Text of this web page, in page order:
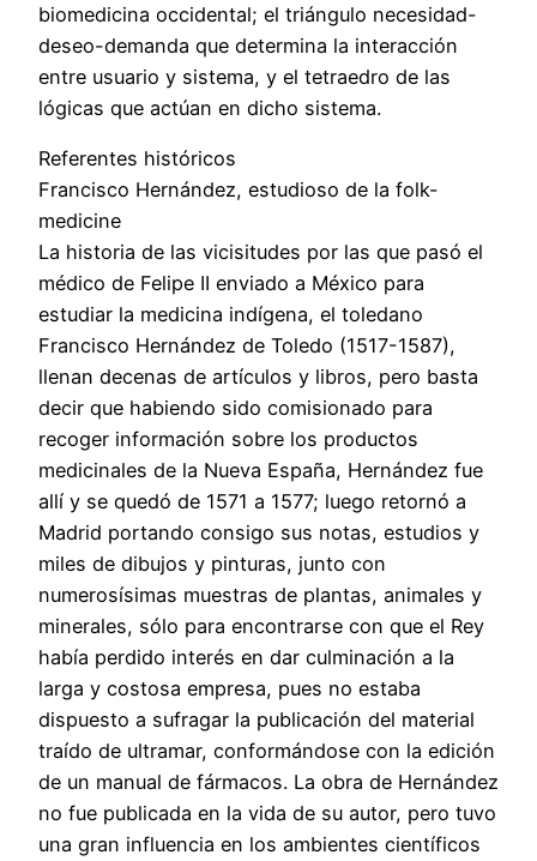
biomedicina occidental; el triángulo necesidad-
deseo-demanda que determina la interacción
entre usuario y sistema, y el tetraedro de las
lógicas que actúan en dicho sistema.
Referentes históricos
Francisco Hernández, estudioso de la folk-
medicine
La historia de las vicisitudes por las que pasó el
médico de Felipe II enviado a México para
estudiar la medicina indígena, el toledano
Francisco Hernández de Toledo (1517-1587),
llenan decenas de artículos y libros, pero basta
decir que habiendo sido comisionado para
recoger información sobre los productos
medicinales de la Nueva España, Hernández fue
allí y se quedó de 1571 a 1577; luego retornó a
Madrid portando consigo sus notas, estudios y
miles de dibujos y pinturas, junto con
numerosísimas muestras de plantas, animales y
minerales, sólo para encontrarse con que el Rey
había perdido interés en dar culminación a la
larga y costosa empresa, pues no estaba
dispuesto a sufragar la publicación del material
traído de ultramar, conformándose con la edición
de un manual de fármacos. La obra de Hernández
no fue publicada en la vida de su autor, pero tuvo
una gran influencia en los ambientes científicos